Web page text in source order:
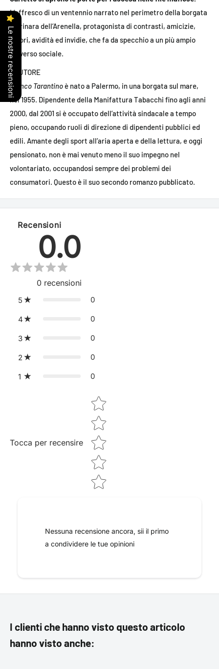
L’affresco di un ventennio narrato nel perimetro della borgata
marinara dell’Arenella, protagonista di contrasti, amicizie,
amori, avidità ed invidie, che fa da specchio a un più ampio
universo sociale.
L'AUTORE
Franco Tarantinoè nato a Palermo, in una borgata sul mare,
nel 1955. Dipendente della Manifattura Tabacchi fino agli anni
2000, dal 2001 si è occupato dell’attività sindacale a tempo
pieno, occupando ruoli di direzione di dipendenti pubblici ed
edili. Amante degli sport all’aria aperta e della lettura, e oggi
pensionato, non è mai venuto meno il suo impegno nel
volontariato, occupandosi sempre dei problemi dei
consumatori. Questo è il suo secondo romanzo pubblicato.
Recensioni
0.0
0 recensioni
5 0
4 0
3 0
2 0
1 0
Tocca per recensire
Star rating
Nessuna recensione ancora, sii il primo
a condividere le tue opinioni
I clienti che hanno visto questo articolo
hanno visto anche:
Le nostre recensioni